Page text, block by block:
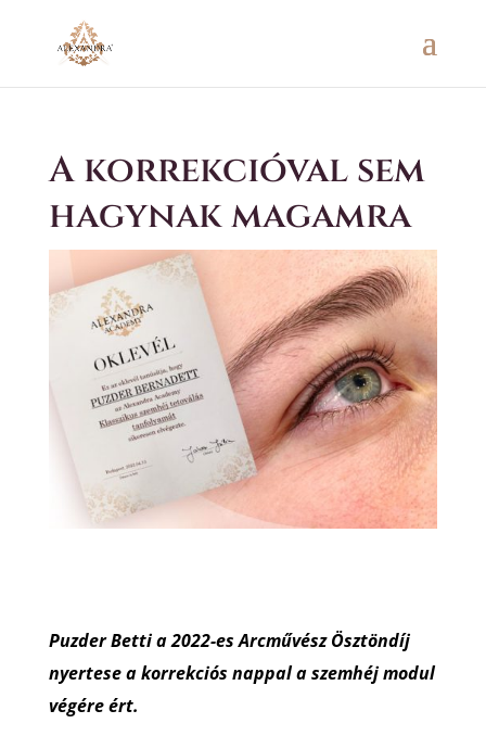
A korrekcióval sem
hagynak magamra
Puzder Betti a 2022-es Arcművész Ösztöndíj
nyertese a korrekciós nappal a szemhéj modul
végére ért.